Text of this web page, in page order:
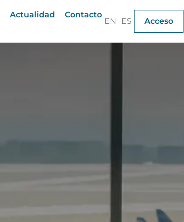
Actualidad Contacto
EN ES Acceso